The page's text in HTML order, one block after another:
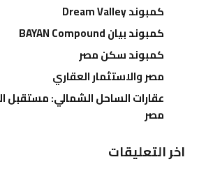
كمبوند Dream Valley
كمبوند بيان BAYAN Compound
كمبوند سكن مصر
مصر والاستثمار العقاري
عقارات الساحل الشمالي: مستقبل
مصر
اخر التعليقات